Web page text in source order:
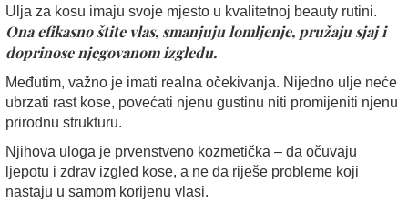
Ulja za kosu imaju svoje mjesto u kvalitetnoj beauty rutini.
Ona efikasno štite vlas, smanjuju lomljenje, pružaju sjaj i
doprinose njegovanom izgledu.
Međutim, važno je imati realna očekivanja. Nijedno ulje neće
ubrzati rast kose, povećati njenu gustinu niti promijeniti njenu
prirodnu strukturu.
Njihova uloga je prvenstveno kozmetička – da očuvaju
ljepotu i zdrav izgled kose, a ne da riješe probleme koji
nastaju u samom korijenu vlasi.